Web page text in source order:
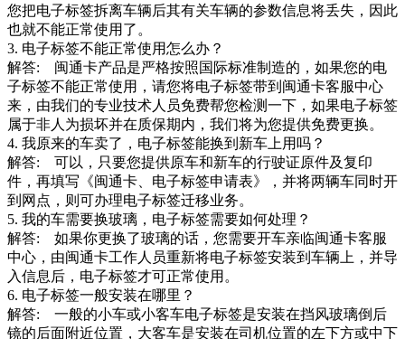
您把电子标签拆离车辆后其有关车辆的参数信息将丢失，因此
也就不能正常使用了。
3. 电子标签不能正常使用怎么办？
解答: 闽通卡产品是严格按照国际标准制造的，如果您的电
子标签不能正常使用，请您将电子标签带到闽通卡客服中心
来，由我们的专业技术人员免费帮您检测一下，如果电子标签
属于非人为损坏并在质保期内，我们将为您提供免费更换。
4. 我原来的车卖了，电子标签能换到新车上用吗？
解答: 可以，只要您提供原车和新车的行驶证原件及复印
件，再填写《闽通卡、电子标签申请表》，并将两辆车同时开
到网点，则可办理电子标签迁移业务。
5. 我的车需要换玻璃，电子标签需要如何处理？
解答: 如果你更换了玻璃的话，您需要开车亲临闽通卡客服
中心，由闽通卡工作人员重新将电子标签安装到车辆上，并导
入信息后，电子标签才可正常使用。
6. 电子标签一般安装在哪里？
解答: 一般的小车或小客车电子标签是安装在挡风玻璃倒后
镜的后面附近位置，大客车是安装在司机位置的左下方或中下